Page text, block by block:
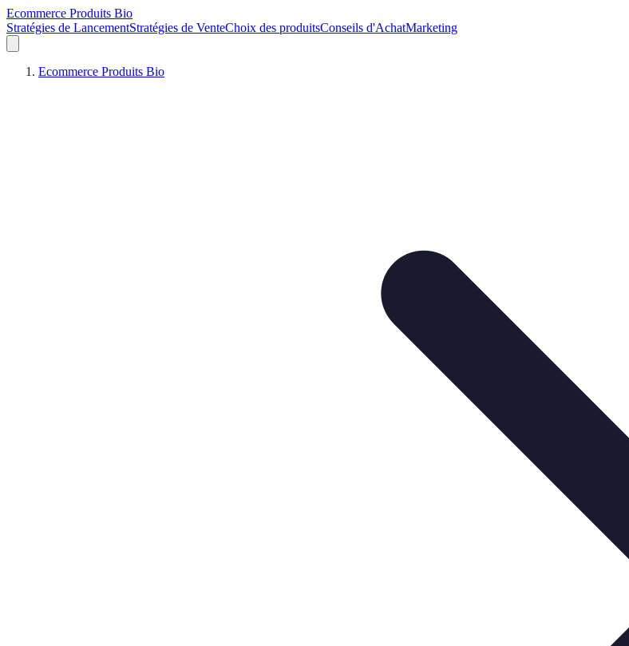
Ecommerce Produits Bio
Stratégies de LancementStratégies de VenteChoix des produitsConseils d'AchatMarketing
Ecommerce Produits Bio